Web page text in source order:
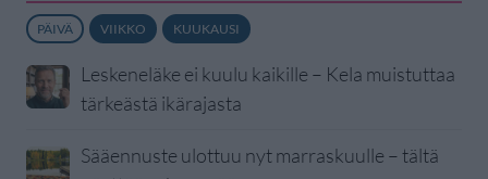
PÄIVÄ VIIKKO KUUKAUSI
Leskeneläke ei kuulu kaikille – Kela muistuttaa
tärkeästä ikärajasta
Sääennuste ulottuu nyt marraskuulle – tältä